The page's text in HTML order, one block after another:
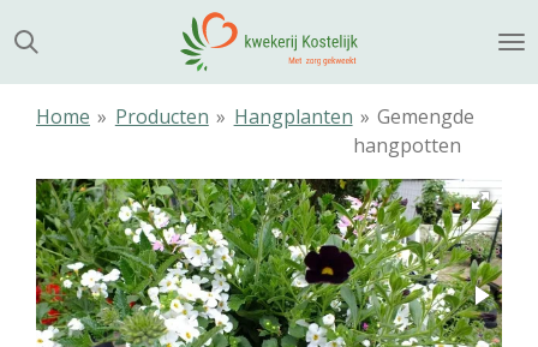
direct
naar
Home » Producten » Hangplanten » Gemengde
hangpotten